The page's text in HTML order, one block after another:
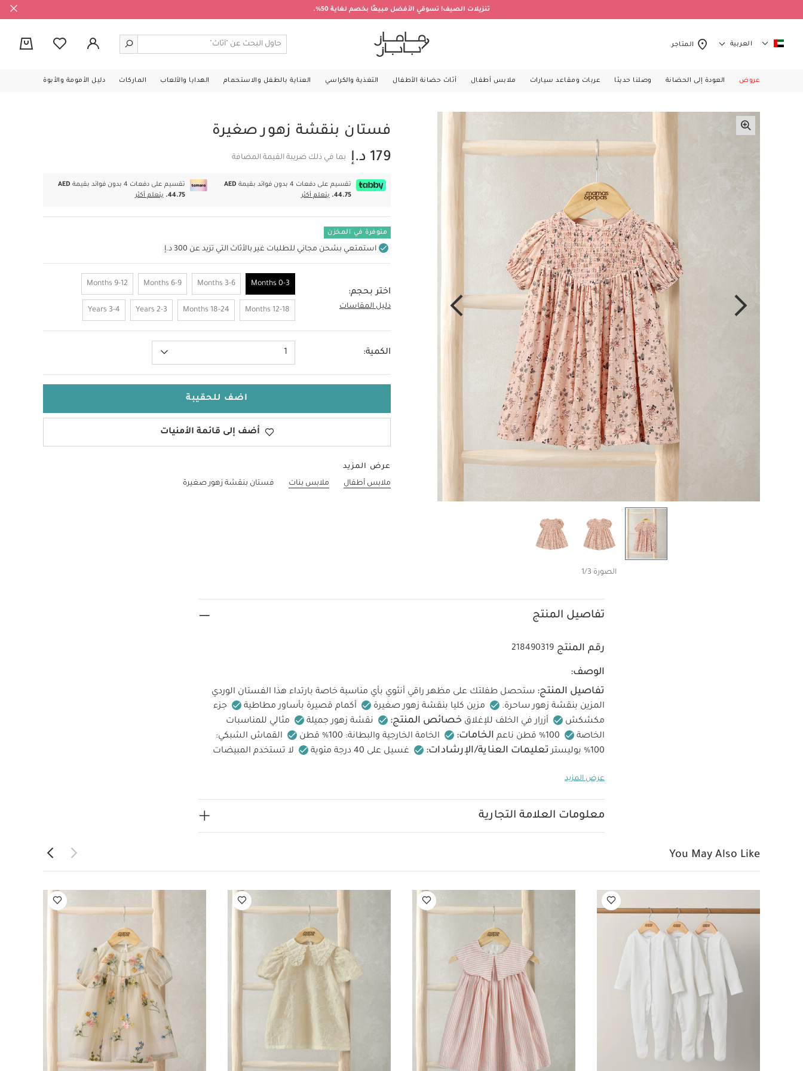
تنزيلات الصيف! تسوقي الأفضل مبيعًا بخصم لغاية 50%.
العربية المتاجر
عروض العودة إلى الحضانة وصلنا حديثا عربات ومقاعد سيارات ملابس أطفال أثاث حضانة الأطفال التغذية والكراسي العناية بالطفل والاستحمام الهدايا والألعاب الماركات دليل الأمومة والأبوة
الصورة 1/3
فستان بنقشة زهور صغيرة
179 د.إ
بما في ذلك ضريبة القيمة المضافة
تقسيم على دفعات 4 بدون فوائد بقيمة
AED
44.75.
يتعلم أكثر
تقسيم على دفعات 4 بدون فوائد بقيمة
AED
44.75.
يتعلم أكثر
متوفرة في المخزن
استمتعي بشحن مجاني للطلبات غير بالأثاث التي تزيد عن 300 د.إ
اختر بحجم:
دليل المقاسات
0-3 Months
3-6 Months
6-9 Months
9-12 Months
12-18 Months
18-24 Months
2-3 Years
3-4 Years 0-3 Months
الكمية: 1
اضف للحقيبة
أضف إلى قائمة الأمنيات
عرض المزيد
ملابس أطفال
ملابس بنات فستان بنقشة زهور صغيرة
تفاصيل المنتج
رقم المنتج 218490319
الوصف:
تفاصيل المنتج: ستحصل طفلتك على مظهر راقي أنثوي بأي مناسبة خاصة بارتداء هذا الفستان الوردي
المزين بنقشة زهور ساحرة.
مزين كليا بنقشة زهور صغيرة أكمام قصيرة بأساور مطاطية
جزء
مكشكش
أزرار في الخلف للإغلاق خصائص المنتج: نقشة زهور جميلة
مثالي للمناسبات
الخاصة
100% قطن ناعم الخامات: الخامة الخارجية والبطانة: 100% قطن
القماش الشبكي:
100% بوليستر
تعليمات العناية/الإرشادات: غسيل على 40 درجة مئوية
لا تستخدم المبيضات
اغسل الألوان الداكنة بشكل منفصل
فستان بياقة
فستان بتطريزات زهور قماش شبكي
عرض المزيد
معلومات العلامة التجارية
You May Also Like